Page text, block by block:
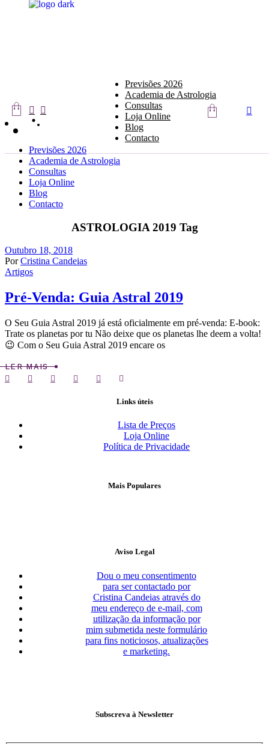
Previsões 2026
Academia de Astrologia
Consultas
Loja Online
Blog
Contacto
Previsões 2026
Academia de Astrologia
Consultas
Loja Online
Blog
Contacto
ASTROLOGIA 2019 Tag
Outubro 18, 2018
Por Cristina Candeias
Artigos
Pré-Venda: Guia Astral 2019
O Seu Guia Astral 2019 já está oficialmente em pré-venda: E-book:
Trate os planetas por tu Não deixe que os planetas lhe deem a volta!
😉 Com o Seu Guia Astral 2019 encare os
LER MAIS
Links úteis
Lista de Preços
Loja Online
Política de Privacidade
Mais Populares
Aviso Legal
Dou o meu consentimento
para ser contactado por
Cristina Candeias através do
meu endereço de e-mail, com
utilização da informação por
mim submetida neste formulário
para fins noticiosos, atualizações
e marketing.
Subscreva à Newsletter